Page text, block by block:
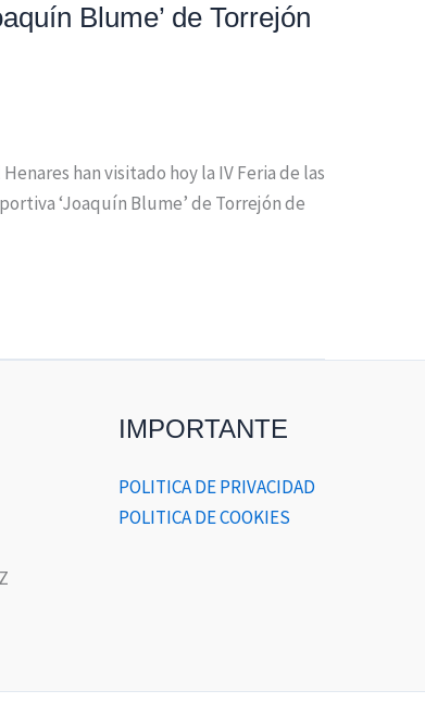
Blume’ de Torrejón
han visitado hoy la IV Feria de las
‘Joaquín Blume’ de Torrejón de
IMPORTANTE
POLITICA DE PRIVACIDAD
POLITICA DE COOKIES